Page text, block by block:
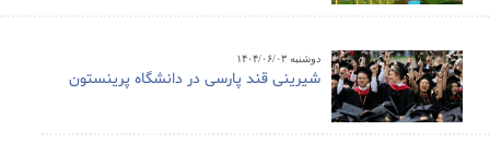
دوشنبه ۱۴۰۴/۰۶/۰۳
شیرینی قند پارسی در دانشگاه پرینستون